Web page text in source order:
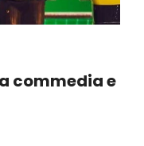
commedia e